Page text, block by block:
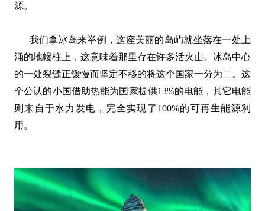
源。
我们拿冰岛来举例，这座美丽的岛屿就坐落在一处上
涌的地幔柱上，这意味着那里存在许多活火山。冰岛中心
的一处裂缝正缓慢而坚定不移的将这个国家一分为二。这
个公认的小国借助热能为国家提供13%的电能，其它电能
则来自于水力发电，完全实现了100%的可再生能源利
用。